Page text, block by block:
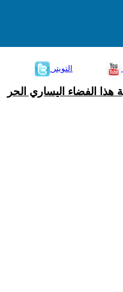
التويتر
هذا الفضاء اليساري الحر